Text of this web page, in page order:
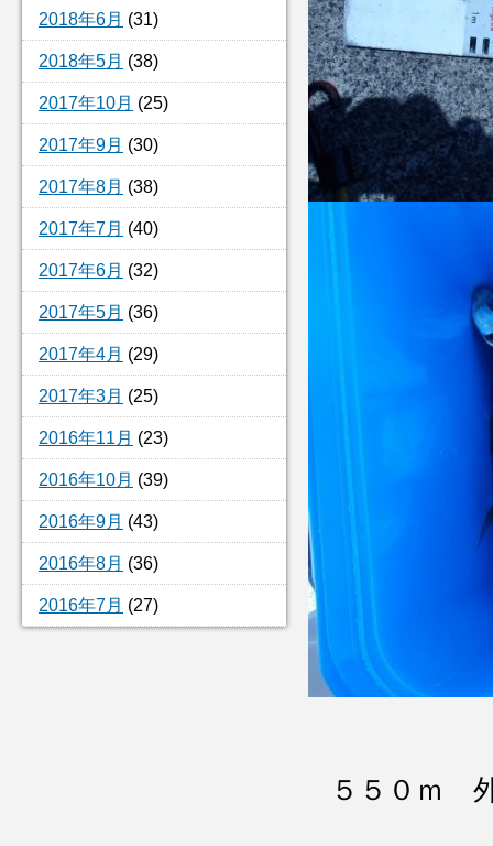
2018年6月 (31)
2018年5月 (38)
2017年10月 (25)
2017年9月 (30)
2017年8月 (38)
2017年7月 (40)
2017年6月 (32)
2017年5月 (36)
2017年4月 (29)
2017年3月 (25)
2016年11月 (23)
2016年10月 (39)
2016年9月 (43)
2016年8月 (36)
2016年7月 (27)
５５０ｍ